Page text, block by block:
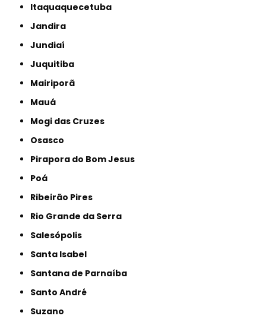
Itaquaquecetuba
Jandira
Jundiaí
Juquitiba
Mairiporã
Mauá
Mogi das Cruzes
Osasco
Pirapora do Bom Jesus
Poá
Ribeirão Pires
Rio Grande da Serra
Salesópolis
Santa Isabel
Santana de Parnaíba
Santo André
Suzano